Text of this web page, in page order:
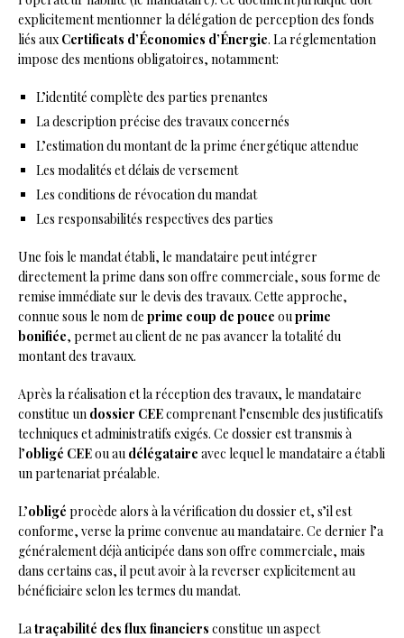
explicitement mentionner la délégation de perception des fonds
liés aux Certificats d’Économies d’Énergie. La réglementation
impose des mentions obligatoires, notamment:
L’identité complète des parties prenantes
La description précise des travaux concernés
L’estimation du montant de la prime énergétique attendue
Les modalités et délais de versement
Les conditions de révocation du mandat
Les responsabilités respectives des parties
Une fois le mandat établi, le mandataire peut intégrer
directement la prime dans son offre commerciale, sous forme de
remise immédiate sur le devis des travaux. Cette approche,
connue sous le nom de prime coup de pouce ouprime
bonifiée, permet au client de ne pas avancer la totalité du
montant des travaux.
Après la réalisation et la réception des travaux, le mandataire
constitue un dossier CEEcomprenant l’ensemble des justificatifs
techniques et administratifs exigés. Ce dossier est transmis à
l’obligé CEEou au délégataire avec lequel le mandataire a établi
un partenariat préalable.
L’obligé procède alors à la vérification du dossier et, s’il est
conforme, verse la prime convenue au mandataire. Ce dernier l’a
généralement déjà anticipée dans son offre commerciale, mais
dans certains cas, il peut avoir à la reverser explicitement au
bénéficiaire selon les termes du mandat.
La traçabilité des flux financiers constitue un aspect